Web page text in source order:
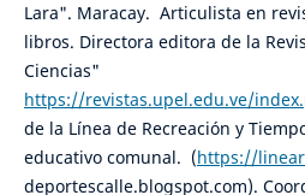
Lara". Maracay. Articulista en
libros. Directora editora de la
Ciencias"
https://revistas.upel.edu.ve/
de la Línea de Recreación y
educativo comunal. (https://
deportescalle.blogspot.com).